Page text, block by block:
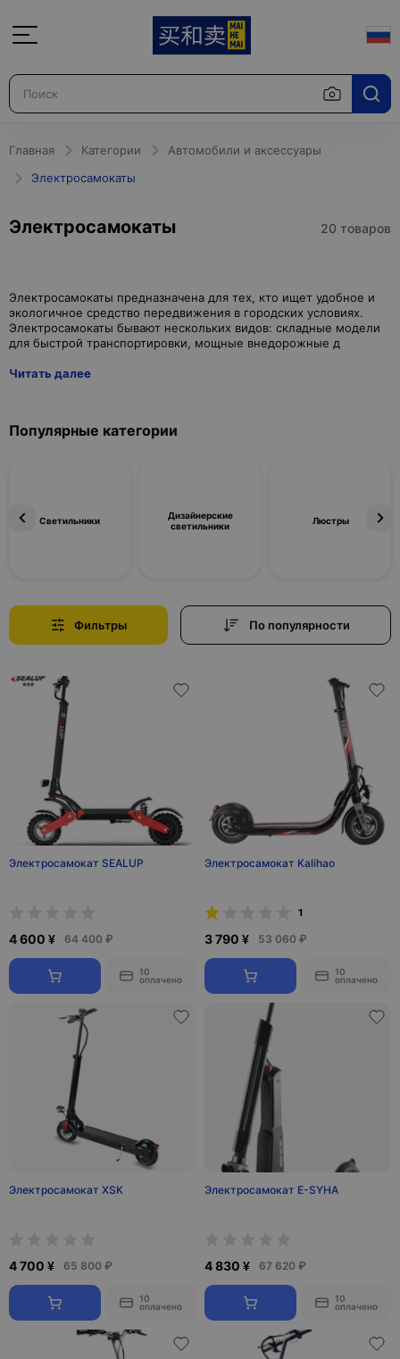
Главная Категории
Автомобили и аксессуары
Электросамокаты
Электросамокаты 20 товаров
Электросамокаты предназначена для тех, кто ищет удобное и
экологичное средство передвижения в городских условиях.
Электросамокаты бывают нескольких видов: складные модели
Читать далее
Популярные категории
Светильники
Дизайнерские
светильники
Люстры
Фильтры По популярности
Электросамокат SEALUP
4 600 ¥ 64 400 ₽
10
оплачено
Электросамокат Kalihao
1
3 790 ¥ 53 060 ₽
10
оплачено
Электросамокат XSK
4 700 ¥ 65 800 ₽
10
оплачено
Электросамокат E-SYHA
4 830 ¥ 67 620 ₽
10
оплачено